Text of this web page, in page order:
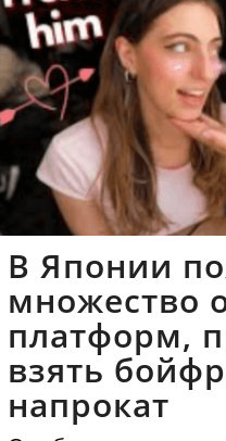
В Японии
множество
платформ,
взять
напрокат